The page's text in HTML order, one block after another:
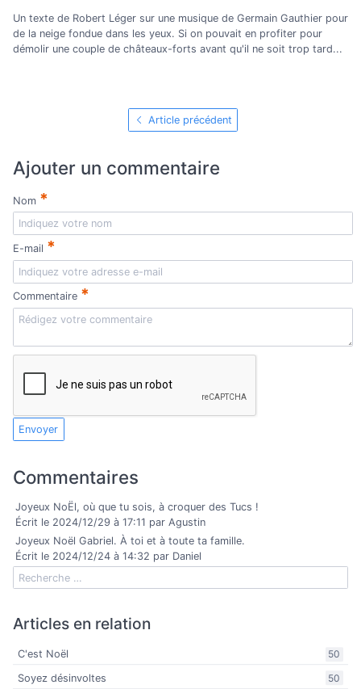
Un texte de Robert Léger sur une musique de Germain Gauthier pour
de la neige fondue dans les yeux. Si on pouvait en profiter pour
démolir une couple de châteaux-forts avant qu'il ne soit trop tard...
Article précédent
Ajouter un commentaire
Nom *
E-mail *
Commentaire *
Envoyer
Commentaires
Joyeux NoËl, où que tu sois, à croquer des Tucs !
Écrit le 2024/12/29 à 17:11 par Agustin
Joyeux Noël Gabriel. À toi et à toute ta famille.
Écrit le 2024/12/24 à 14:32 par Daniel
Articles en relation
50
C'est Noël
50
Soyez désinvoltes